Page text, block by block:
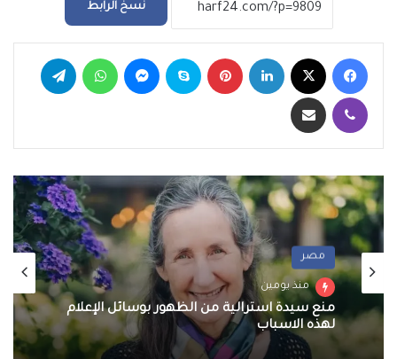
نسخ الرابط
فيسبوك لينكدإن بينتيريست سكايب ماسنجر واتساب
ڤايبر مشاركة عبر البريد
مصر
منذ يومين
منع سيدة استرالية من الظهور بوسائل الإعلام
لهذه الاسباب